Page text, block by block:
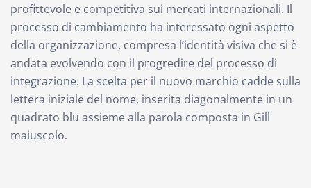
profittevole e competitiva sui mercati internazionali. Il
processo di cambiamento ha interessato ogni aspetto
della organizzazione, compresa l’identità visiva che si è
andata evolvendo con il progredire del processo di
integrazione. La scelta per il nuovo marchio cadde sulla
lettera iniziale del nome, inserita diagonalmente in un
quadrato blu assieme alla parola composta in Gill
maiuscolo.